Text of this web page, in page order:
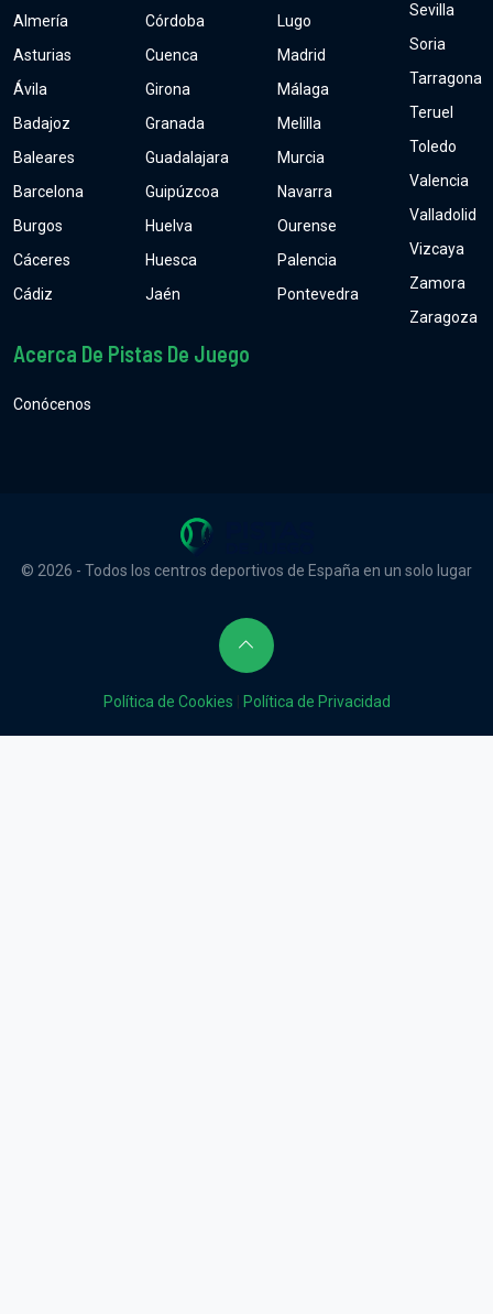
Almería
Asturias
Ávila
Badajoz
Baleares
Barcelona
Burgos
Cáceres
Cádiz
Córdoba
Cuenca
Girona
Granada
Guadalajara
Guipúzcoa
Huelva
Huesca
Jaén
Lugo
Madrid
Málaga
Melilla
Murcia
Navarra
Ourense
Palencia
Pontevedra
Sevilla
Soria
Tarragona
Teruel
Toledo
Valencia
Valladolid
Vizcaya
Zamora
Zaragoza
Acerca De Pistas De Juego
Conócenos
© 2026 - Todos los centros deportivos de España en un solo lugar
Política de Cookies Política de Privacidad